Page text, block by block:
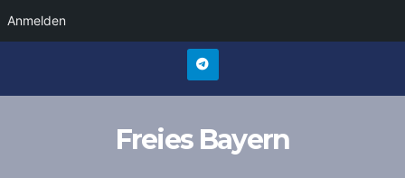
Anmelden
Freies Bayern